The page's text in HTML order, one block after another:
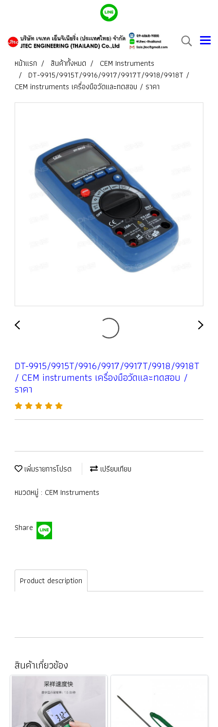
หน้าแรก สินค้าทั้งหมด
CEM Instruments
DT-9915/9915T/9916/9917/9917T/9918/9918T /
CEM instruments เครื่องมือวัดและทดสอบ / ราคา
DT-9915/9915T/9916/9917/9917T/9918/9918T
/ CEM instruments เครื่องมือวัดและทดสอบ /
ราคา
เพิ่มรายการโปรด
เปรียบเทียบ
หมวดหมู่ : CEM Instruments
Share
Product description
สินค้าเกี่ยวข้อง